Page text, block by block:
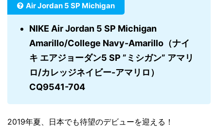
Air Jordan 5 SP Michigan
NIKE Air Jordan 5 SP Michigan
Amarillo/College Navy-Amarillo（ナイ
キ エアジョーダン5 SP ”ミシガン” アマリ
ロ/カレッジネイビー-アマリロ）
CQ9541-704
2019年夏、日本でも待望のデビューを迎える！